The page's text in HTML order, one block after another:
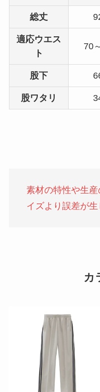
総丈
適応ウエス
ト
70
股下
股ワタリ
素材の特性や生
イズより誤差が
カ